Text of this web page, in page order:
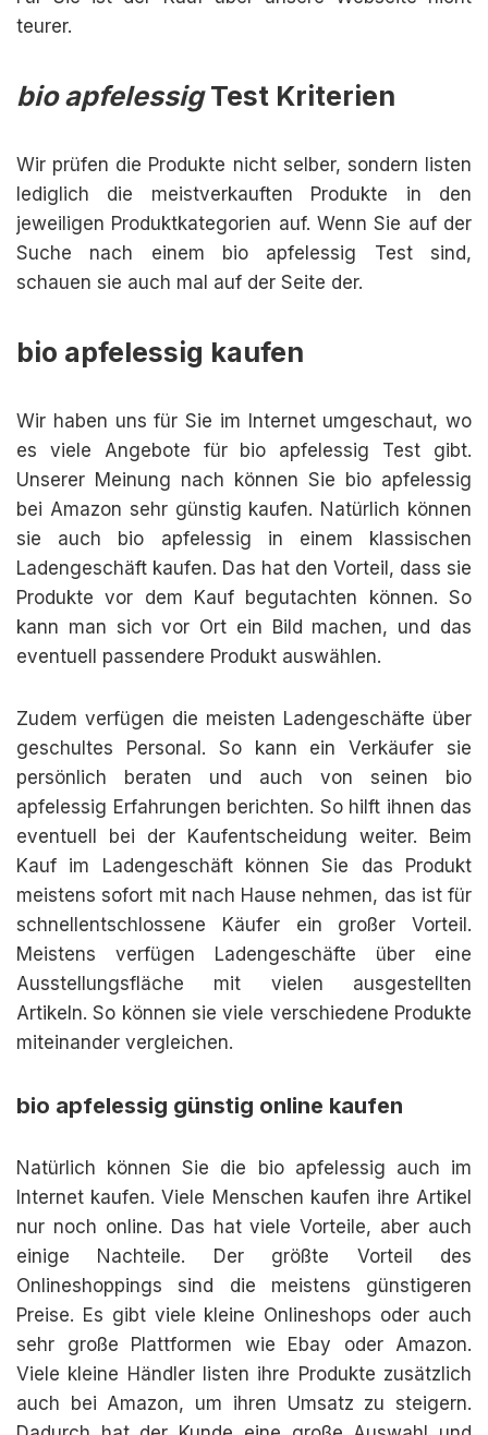
teurer.
bio apfelessigTest Kriterien
Wir prüfen die Produkte nicht selber, sondern listen
lediglich die meistverkauften Produkte in den
jeweiligen Produktkategorien auf. Wenn Sie auf der
Suche nach einem bio apfelessig Test sind,
schauen sie auch mal auf der Seite der.
bio apfelessig kaufen
Wir haben uns für Sie im Internet umgeschaut, wo
es viele Angebote für bio apfelessig Test gibt.
Unserer Meinung nach können Sie bio apfelessig
bei Amazon sehr günstig kaufen. Natürlich können
sie auch bio apfelessig in einem klassischen
Ladengeschäft kaufen. Das hat den Vorteil, dass sie
Produkte vor dem Kauf begutachten können. So
kann man sich vor Ort ein Bild machen, und das
eventuell passendere Produkt auswählen.
Zudem verfügen die meisten Ladengeschäfte über
geschultes Personal. So kann ein Verkäufer sie
persönlich beraten und auch von seinen bio
apfelessig Erfahrungen berichten. So hilft ihnen das
eventuell bei der Kaufentscheidung weiter. Beim
Kauf im Ladengeschäft können Sie das Produkt
meistens sofort mit nach Hause nehmen, das ist für
schnellentschlossene Käufer ein großer Vorteil.
Meistens verfügen Ladengeschäfte über eine
Ausstellungsfläche mit vielen ausgestellten
Artikeln. So können sie viele verschiedene Produkte
miteinander vergleichen.
bio apfelessig günstig online kaufen
Natürlich können Sie die bio apfelessig auch im
Internet kaufen. Viele Menschen kaufen ihre Artikel
nur noch online. Das hat viele Vorteile, aber auch
einige Nachteile. Der größte Vorteil des
Onlineshoppings sind die meistens günstigeren
Preise. Es gibt viele kleine Onlineshops oder auch
sehr große Plattformen wie Ebay oder Amazon.
Viele kleine Händler listen ihre Produkte zusätzlich
auch bei Amazon, um ihren Umsatz zu steigern.